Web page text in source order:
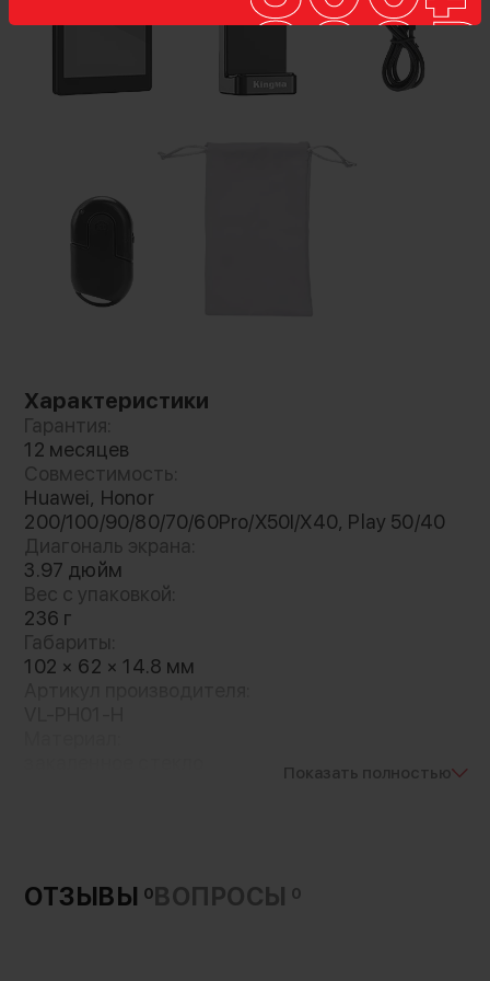
качественно снять себя на основную камеру
хватит на 2 часа работы. Модификация H
Продуманное крепление
магнитное крепление, благодаря чему
конструкцию можно закрепить на моноподе
или штативе! Также в комплекте вы найдете
Bluetooth пульт для дистанционного старта
записи
Характеристики
Гарантия:
12 месяцев
Совместимость:
Huawei, Honor
200/100/90/80/70/60Pro/X50I/X40, Play 50/40
Диагональ экрана:
3.97 дюйм
Вес с упаковкой:
236 г
Габариты:
102 × 62 × 14.8 мм
480 × 800
Яркость дисплея:
Показать полностью
ОТЗЫВЫ 0ВОПРОСЫ 0